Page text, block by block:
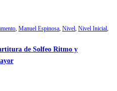
Manuel Espinosa Nivel Nivel Inicial
de Solfeo Ritmo y